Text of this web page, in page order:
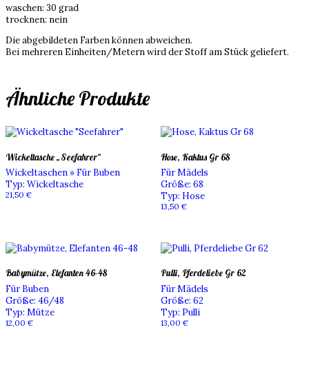
waschen: 30 grad
trocknen: nein
Die abgebildeten Farben können abweichen.
Bei mehreren Einheiten/Metern wird der Stoff am Stück geliefert.
Ähnliche Produkte
Wickeltasche „Seefahrer“
Wickeltaschen » Für Buben
Typ: Wickeltasche
21,50 €
Hose, Kaktus Gr 68
Für Mädels
Größe: 68
Typ: Hose
13,50 €
Babymütze, Elefanten 46-48
Für Buben
Größe: 46/48
Typ: Mütze
12,00 €
Pulli, Pferdeliebe Gr 62
Für Mädels
Größe: 62
Typ: Pulli
13,00 €